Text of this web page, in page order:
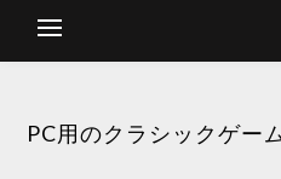
PC用のクラシックゲー